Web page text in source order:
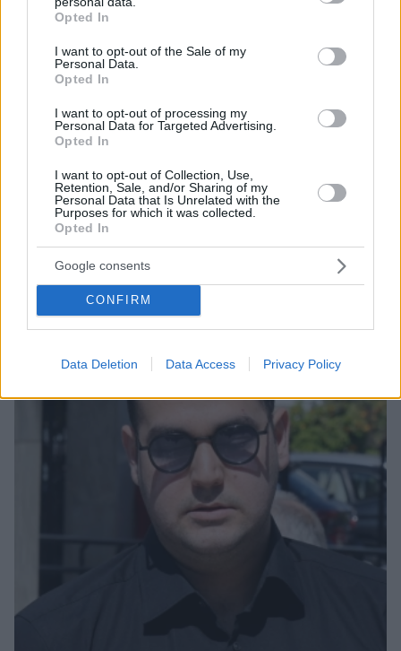
grant or deny consent to Google and its third-party tags to
use your data for below specified purposes in below Google
consent section.
Opted In
I want to opt-out of the Sale of my
Personal Data.
Opted In
I want to opt-out of processing my
Personal Data for Targeted Advertising.
Opted In
I want to opt-out of Collection, Use,
Retention, Sale, and/or Sharing of my
Personal Data that Is Unrelated with the
Purposes for which it was collected.
Opted In
Google consents
CONFIRM
Data Deletion Data Access Privacy Policy
Στη ΓΑΔΑ κρατείται η 46χρονη που κατηγορείται
για την επίθεση στη Marfin, δείτε βίντεο και
φωτογραφίες
06.08.2026, 23:17